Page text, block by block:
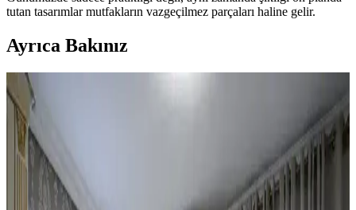
tutan tasarımlar mutfakların vazgeçilmez parçaları haline gelir.
Ayrıca Bakınız
Mutfak Dekorasyonunda Tezgah Arkası ve Dolap
Renkleri: Estetik ve Fonksiyonel Çözümler
Mutfak dekorasyonunda tezgah arkası değiştirme, dolaplarda ikili
tonlama ve altın aksesuar kullanımı estetik ve fonksiyonel bir denge
sağlar. Doğru renk ve malzeme seçimi mekanın havasını belirler.
Mutfak Dekorasyonunda Aydınlatma, Renk ve